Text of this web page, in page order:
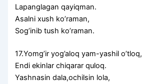
Lapanglagan qayiqman.
Asalni xush ko’raman,
Sog’inib tush ko’raman.
17.Yomg’ir yog’aloq yam-yashil o’tloq,
Endi ekinlar chiqarar quloq.
Yashnasin dala,ochilsin lola,